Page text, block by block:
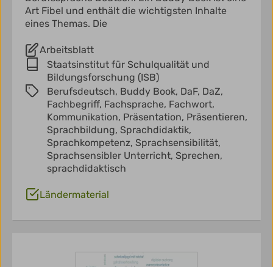
Art Fibel und enthält die wichtigsten Inhalte
eines Themas. Die
Arbeitsblatt
Staatsinstitut für Schulqualität und
Bildungsforschung (ISB)
Berufsdeutsch, Buddy Book, DaF, DaZ,
Fachbegriff, Fachsprache, Fachwort,
Kommunikation, Präsentation, Präsentieren,
Sprachbildung, Sprachdidaktik,
Sprachkompetenz, Sprachsensibilität,
Sprachsensibler Unterricht, Sprechen,
sprachdidaktisch
Ländermaterial